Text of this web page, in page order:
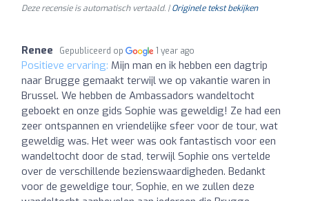
Deze recensie is automatisch vertaald. |Originele tekst bekijken
Renee Gepubliceerd op 1 year ago
Positieve ervaring: Mijn man en ik hebben een dagtrip
naar Brugge gemaakt terwijl we op vakantie waren in
Brussel. We hebben de Ambassadors wandeltocht
geboekt en onze gids Sophie was geweldig! Ze had een
zeer ontspannen en vriendelijke sfeer voor de tour, wat
geweldig was. Het weer was ook fantastisch voor een
wandeltocht door de stad, terwijl Sophie ons vertelde
over de verschillende bezienswaardigheden. Bedankt
voor de geweldige tour, Sophie, en we zullen deze